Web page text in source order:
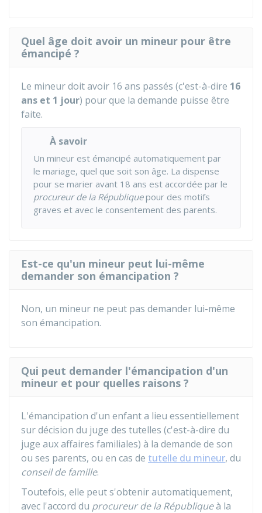
Quel âge doit avoir un mineur pour être
émancipé ?
Le mineur doit avoir 16 ans passés (c'est-à-dire 16
ans et 1 jour) pour que la demande puisse être
faite.
À savoir
Un mineur est émancipé automatiquement par
le mariage, quel que soit son âge. La dispense
pour se marier avant 18 ans est accordée par le
procureur de la Républiquepour des motifs
graves et avec le consentement des parents.
Est-ce qu'un mineur peut lui-même
demander son émancipation ?
Non, un mineur ne peut pas demander lui-même
son émancipation.
Qui peut demander l'émancipation d'un
mineur et pour quelles raisons ?
L'émancipation d'un enfant a lieu essentiellement
sur décision du juge des tutelles (c'est-à-dire du
juge aux affaires familiales) à la demande de son
ou ses parents, ou en cas de tutelle du mineur, du
conseil de famille.
Toutefois, elle peut s'obtenir automatiquement,
avec l'accord du procureur de la Républiqueà la